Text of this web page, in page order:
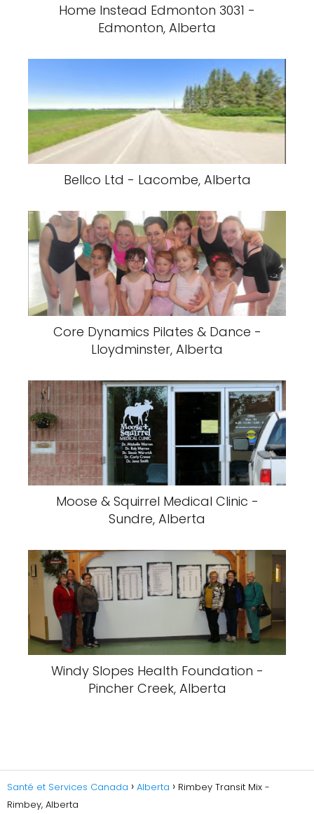
Home Instead Edmonton 3031 -
Edmonton, Alberta
Bellco Ltd - Lacombe, Alberta
Core Dynamics Pilates & Dance -
Lloydminster, Alberta
Moose & Squirrel Medical Clinic -
Sundre, Alberta
Windy Slopes Health Foundation -
Pincher Creek, Alberta
Santé et Services Canada Alberta
Rimbey Transit Mix -
Rimbey, Alberta